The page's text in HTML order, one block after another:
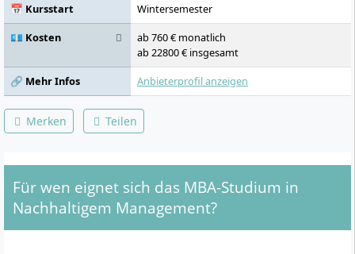
📅 Kursstart
Wintersemester
💶 Kosten
ab 760 € monatlich
ab 22800 € insgesamt
🔗 Mehr Infos
Anbieterprofil anzeigen
Merken Teilen
Für wen eignet sich das MBA-Studium in
Nachhaltigem Management?